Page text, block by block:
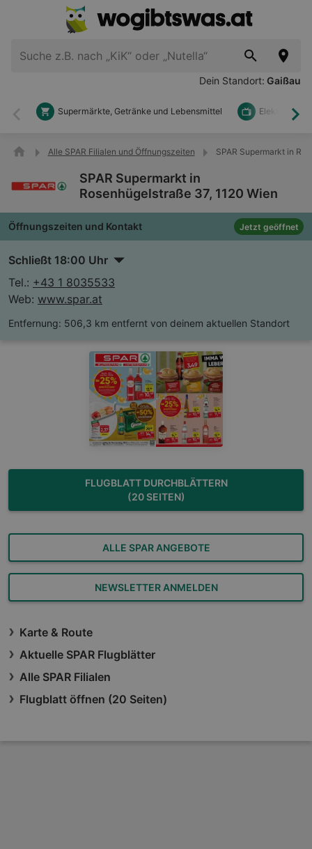
Dein Standort: Gaißau
Zurück
Supermärkte, Getränke und Lebensmittel Elektronik
Alle SPAR Filialen und Öffnungszeiten SPAR Supermarkt in
SPAR Supermarkt in
Rosenhügelstraße 37, 1120 Wien
Öffnungszeiten und Kontakt Jetzt geöffnet
Schließt 18:00 Uhr
Tel.: +43 1 8035533
Web: www.spar.at
Entfernung: 506,3 km entfernt von deinem aktuellen Standort
FLUGBLATT DURCHBLÄTTERN
(20 SEITEN)
ALLE SPAR ANGEBOTE
NEWSLETTER ANMELDEN
Karte & Route
Aktuelle SPAR Flugblätter
Alle SPAR Filialen
Flugblatt öffnen (20 Seiten)